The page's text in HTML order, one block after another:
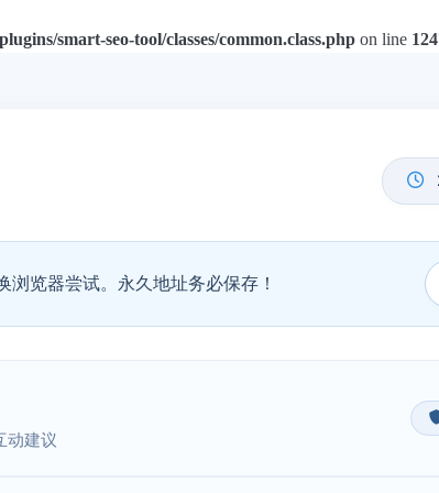
smart-seo-tool/classes/common.class.php on line